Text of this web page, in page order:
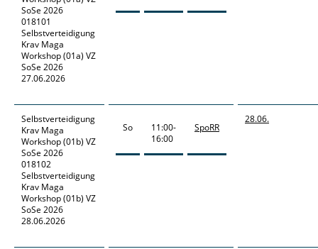
SoSe 2026
018101
Selbstverteidigung
Krav Maga
Workshop (01a) VZ
SoSe 2026
27.06.2026
Selbstverteidigung
Krav Maga
Workshop(01b) VZ
SoSe 2026
018102
Selbstverteidigung
Krav Maga
Workshop (01b) VZ
SoSe 2026
28.06.2026
So
11:00-
16:00
SpoRR
28.06.